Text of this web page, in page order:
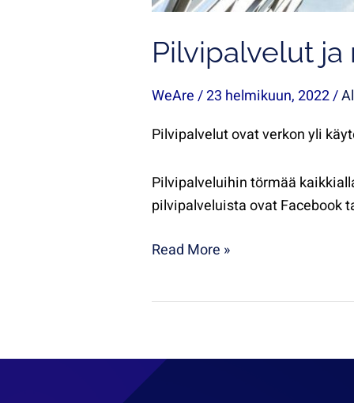
Pilvipalvelut
WeAre/23 helmikuun, 2022/
Pilvipalvelut ovat verkon yli
Pilvipalveluihin törmää
pilvipalveluista ovat Facebook
Read More »